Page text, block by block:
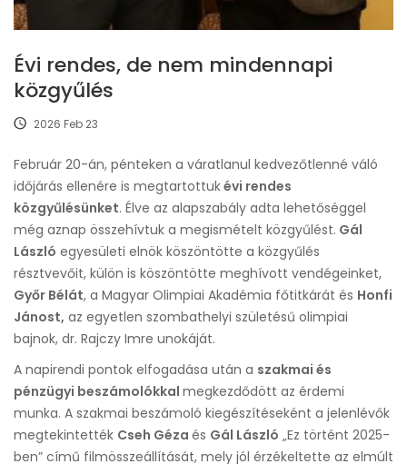
Évi rendes, de nem mindennapi
közgyűlés
2026 Feb 23
Február 20-án, pénteken a váratlanul kedvezőtlenné váló
időjárás ellenére is megtartottukévi rendes
közgyűlésünket. Élve az alapszabály adta lehetőséggel
még aznap összehívtuk a megismételt közgyűlést. Gál
László egyesületi elnök köszöntötte a közgyűlés
résztvevőit, külön is köszöntötte meghívott vendégeinket,
Győr Bélát, a Magyar Olimpiai Akadémia főtitkárát és Honfi
Jánost, az egyetlen szombathelyi születésű olimpiai
bajnok, dr. Rajczy Imre unokáját.
A napirendi pontok elfogadása után a szakmai és
pénzügyi beszámolókkal megkezdődött az érdemi
munka. A szakmai beszámoló kiegészítéseként a jelenlévők
megtekintették Cseh Géza és Gál László „Ez történt 2025-
ben” című filmösszeállítását, mely jól érzékeltette az elmúlt